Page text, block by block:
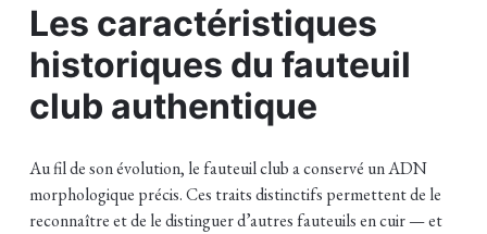
Les caractéristiques
historiques du fauteuil
club authentique
Au fil de son évolution, le fauteuil club a conservé un ADN
morphologique précis. Ces traits distinctifs permettent de le
reconnaître et de le distinguer d’autres fauteuils en cuir — et